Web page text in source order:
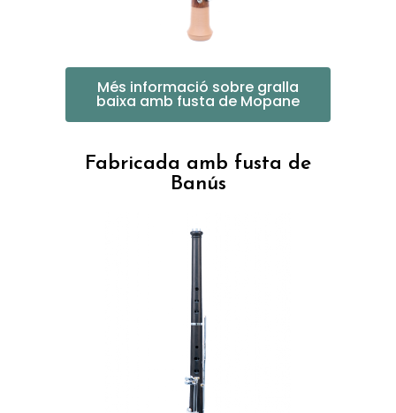
Més informació sobre gralla
baixa amb fusta de Mopane
Fabricada amb fusta de
Banús